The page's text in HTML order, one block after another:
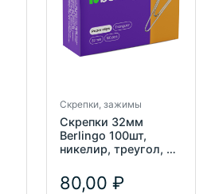
Скрепки, зажимы
Скрепки 32мм
Berlingo 100шт,
никелир, треугол, с
ВК3210n
80,00